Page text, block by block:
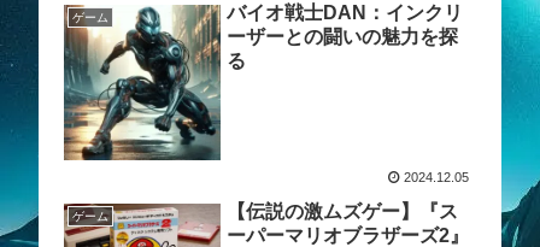
ゲーム
バイオ戦士DAN：インクリ
ーザーとの闘いの魅力を探
る
2024.12.05
ゲーム
【伝説の激ムズゲー】『ス
ーパーマリオブラザーズ2』